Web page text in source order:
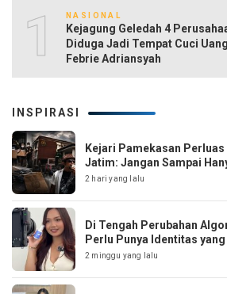
10NASIONAL
Kejagung Geledah 4
Diduga Jadi Tempat Cuci
Febrie Adriansyah
INSPIRASI
Kejari Pamekasan
Jatim: Jangan Sampai
2 hari yang lalu
Di Tengah Perubahan
Perlu Punya Identitas yang
2 minggu yang lalu